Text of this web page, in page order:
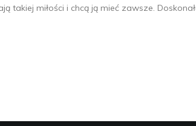
takiej miłości i chcą ją mieć zawsze.